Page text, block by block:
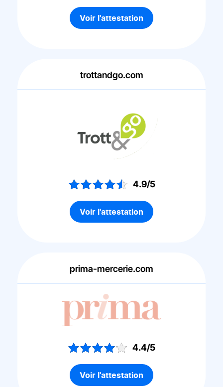
Voir l'attestation
trottandgo.com
4.9/5
Voir l'attestation
prima-mercerie.com
4.4/5
Voir l'attestation